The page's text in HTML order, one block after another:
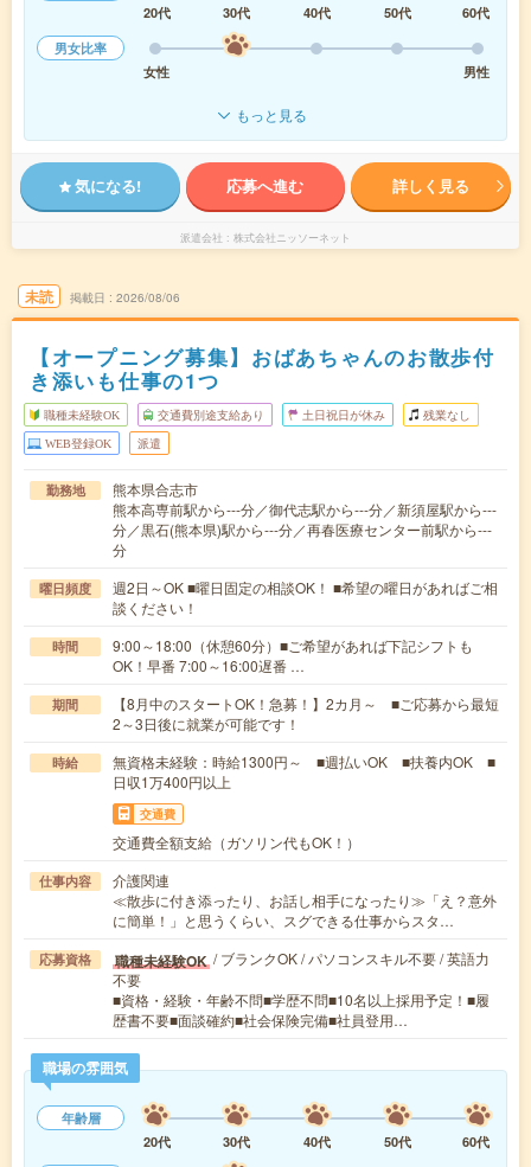
20代
30代 40代 50代
60代
男女比率
女性
男性
もっと見る
気になる! 応募へ進む 詳しく見る
派遣会社 株式会社ニッソーネット
未読 掲載日 2026/08/06
【オープニング募集】おばあちゃんのお散歩付
き添いも仕事の1つ
職種未経験OK 交通費別途支給あり 土日祝日が休み 残業なし
WEB登録OK 派遣
勤務地
熊本県合志市
熊本高専前駅から---分／御代志駅から---分／新須屋駅から---
分／黒石(熊本県)駅から---分／再春医療センター前駅から---
分
曜日頻度
週2日～OK ■曜日固定の相談OK！ ■希望の曜日があればご相
談ください！
時間
9:00～18:00（休憩60分）■ご希望があれば下記シフトも
OK！早番 7:00～16:00遅番 …
期間
【8月中のスタートOK！急募！】2カ月～ ■ご応募から最短
2～3日後に就業が可能です！
時給
無資格未経験：時給1300円～ ■週払いOK ■扶養内OK ■
日収1万400円以上
交通費
交通費全額支給（ガソリン代もOK！）
仕事内容
介護関連
≪散歩に付き添ったり、お話し相手になったり≫「え？意外
に簡単！」と思うくらい、スグできる仕事からスタ…
応募資格 職種未経験OK / ブランクOK / パソコンスキル不要 / 英語力
不要
■資格・経験・年齢不問■学歴不問■10名以上採用予定！■履
歴書不要■面談確約■社会保険完備■社員登用…
職場の雰囲気
年齢層
20代
30代 40代 50代
60代